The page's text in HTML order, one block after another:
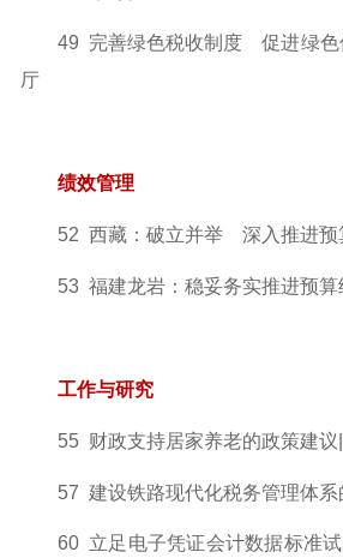
49 完善绿色税收制度 促进绿色
厅
绩效管理
52 西藏：破立并举 深入推进预
53 福建龙岩：稳妥务实推进预算
工作与研究
55 财政支持居家养老的政策建
57 建设铁路现代化税务管理体
60 立足电子凭证会计数据标准